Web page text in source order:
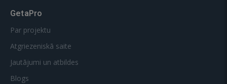
GetaPro
Par projektu
Atgriezeniskā saite
Jautājumi un atbildes
Blogs